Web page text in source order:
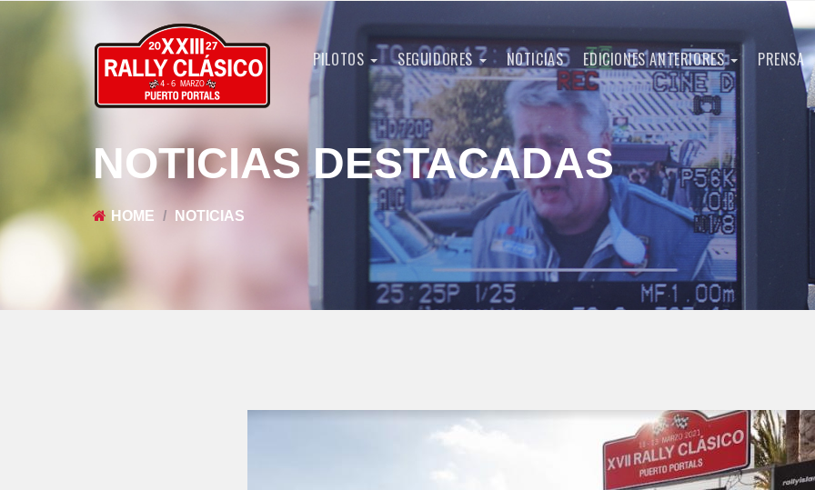
PILOTOS SEGUIDORES NOTICIAS EDICIONES ANTERIORES PRENSA
NOTICIAS DESTACADAS
HOME NOTICIAS